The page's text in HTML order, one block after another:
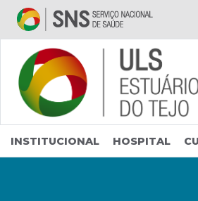
Saltar para conteúdo principal
INSTITUCIONAL HOSPITAL